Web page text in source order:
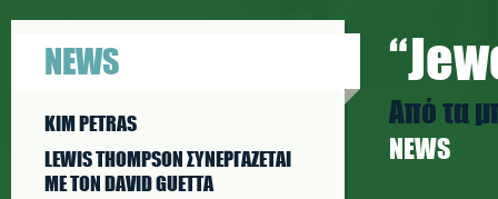
NEWS
KIM PETRAS
LEWIS THOMPSON ΣΥΝΕΡΓAΖΕΤΑΙ
ΜΕ ΤΟΝ DAVID GUETTA
Από τα
NEWS